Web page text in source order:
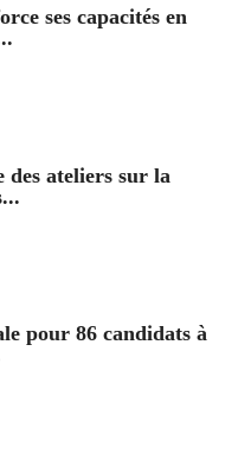
ses capacités en
des ateliers sur la
pour 86 candidats à